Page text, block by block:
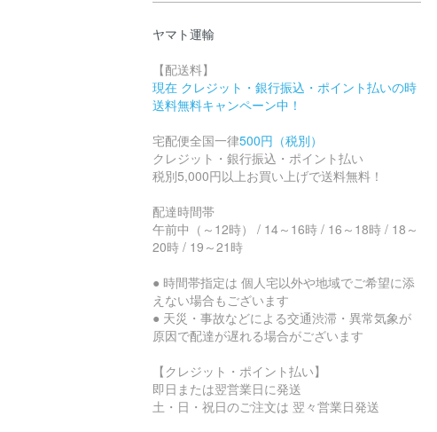
ヤマト運輸
【配送料】
現在 クレジット・銀行振込・ポイント払いの時
送料無料キャンペーン中！
宅配便全国一律500円（税別）
クレジット・銀行振込・ポイント払い
税別5,000円以上お買い上げで送料無料！
配達時間帯
午前中（～12時） / 14～16時 / 16～18時 / 18～
20時 / 19～21時
● 時間帯指定は 個人宅以外や地域でご希望に添
えない場合もございます
● 天災・事故などによる交通渋滞・異常気象が
原因で配達が遅れる場合がございます
【クレジット・ポイント払い】
即日または翌営業日に発送
土・日・祝日のご注文は 翌々営業日発送